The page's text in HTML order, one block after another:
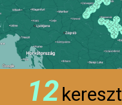
12kereszt